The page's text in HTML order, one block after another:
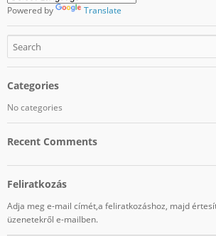
Powered by Translate
Categories
No categories
Recent Comments
Feliratkozás
Adja meg e-mail címét,a feliratkozáshoz, majd
üzenetekről e-mailben.